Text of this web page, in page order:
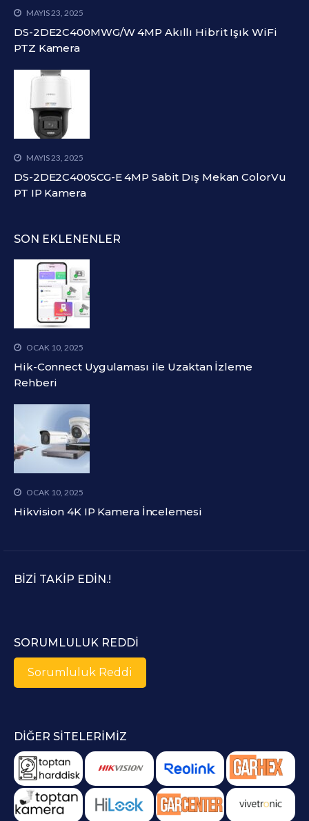
MAYIS 23, 2025
DS-2DE2C400MWG/W 4MP Akıllı Hibrit Işık WiFi
PTZ Kamera
MAYIS 23, 2025
DS-2DE2C400SCG-E 4MP Sabit Dış Mekan ColorVu
PT IP Kamera
SON EKLENENLER
OCAK 10, 2025
Hik-Connect Uygulaması ile Uzaktan İzleme
Rehberi
OCAK 10, 2025
Hikvision 4K IP Kamera İncelemesi
BIZI TAKIP EDIN.!
SORUMLULUK REDDI
Sorumluluk Reddi
DIĞER SITELERIMIZ